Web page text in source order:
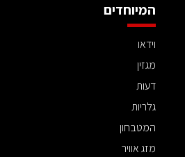
המיוחדים
וידאו
מגזין
דעות
גלריות
המטבחון
מזג אוויר